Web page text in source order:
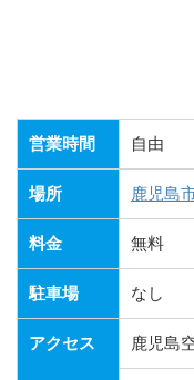
営業時間 自由
場所 鹿児島
料金 無料
駐車場 なし
アクセス 鹿児島